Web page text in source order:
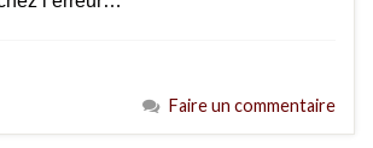
Faire un commentaire